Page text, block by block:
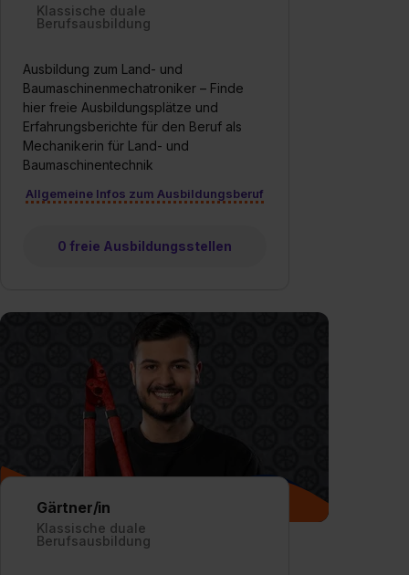
Klassische duale
Berufsausbildung
Ausbildung zum Land- und
Baumaschinenmechatroniker – Finde
hier freie Ausbildungsplätze und
Erfahrungsberichte für den Beruf als
Mechanikerin für Land- und
Baumaschinentechnik
Allgemeine Infos zum Ausbildungsberuf
0 freie Ausbildungsstellen
Gärtner/in
Klassische duale
Berufsausbildung